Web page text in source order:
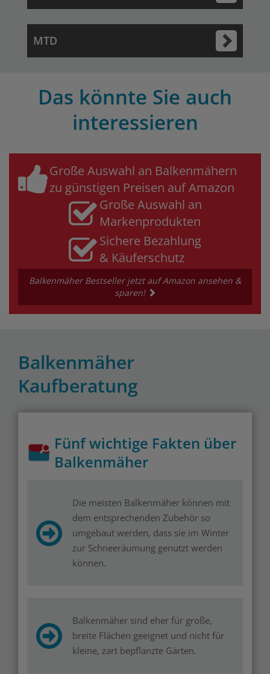
MTD
Das könnte Sie auch
interessieren
Große Auswahl an Balkenmähern
zu günstigen Preisen auf Amazon
Große Auswahl an
Markenprodukten
Sichere Bezahlung
& Käuferschutz
Balkenmäher Bestseller jetzt auf Amazon ansehen &
sparen!
Balkenmäher
Kaufberatung
Fünf wichtige Fakten über
Balkenmäher
Die meisten Balkenmäher können mit
dem entsprechenden Zubehör so
umgebaut werden, dass sie im Winter
zur Schneeräumung genutzt werden
können.
Balkenmäher sind eher für große,
breite Flächen geeignet und nicht für
kleine, zart bepflanzte Gärten.